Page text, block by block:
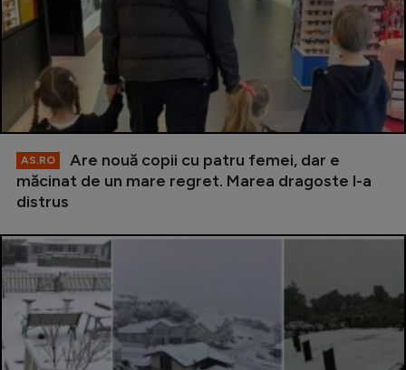
AS.RO
Are nouă copii cu patru femei, dar e
măcinat de un mare regret. Marea dragoste l-a
distrus